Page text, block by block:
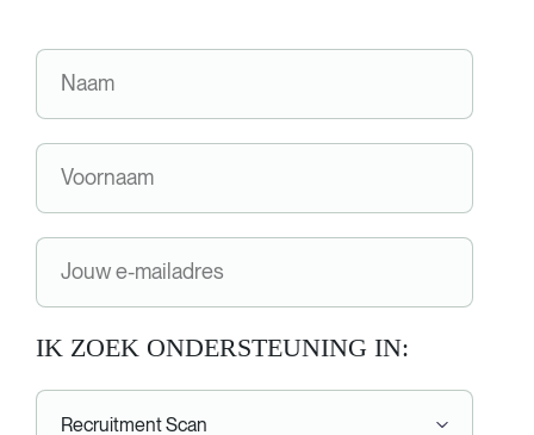
IK ZOEK ONDERSTEUNING IN: